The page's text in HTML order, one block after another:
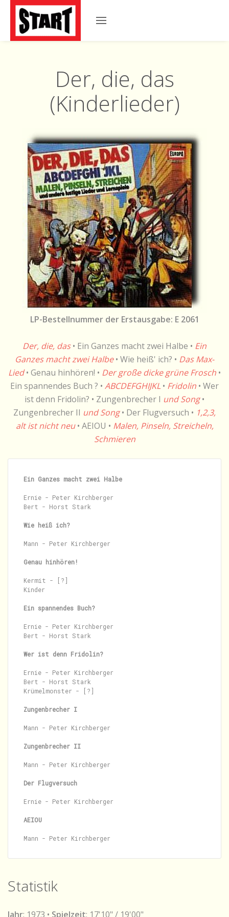
Der, die, das
(Kinderlieder)
LP-Bestellnummer der Erstausgabe: E 2061
Der, die, das• Ein Ganzes macht zwei Halbe • Ein
Ganzes macht zwei Halbe• Wie heiß' ich? • Das Max-
Lied• Genau hinhören! • Der große dicke grüne Frosch •
Ein spannendes Buch ? • ABCDEFGHIJKL • Fridolin • Wer
ist denn Fridolin? • Zungenbrecher I und Song•
Zungenbrecher II und Song• Der Flugversuch • 1,2,3,
alt ist nicht neu• AEIOU • Malen, Pinseln, Streicheln,
Schmieren
Ein Ganzes macht zwei Halbe
Ernie - Peter Kirchberger
Bert - Horst Stark
Wie heiß ich?
Mann - Peter Kirchberger
Genau hinhören!
Kermit - [?]
Kinder
Ein spannendes Buch?
Ernie - Peter Kirchberger
Bert - Horst Stark
Wer ist denn Fridolin?
Ernie - Peter Kirchberger
Bert - Horst Stark
Krümelmonster - [?]
Zungenbrecher I
Mann - Peter Kirchberger
Zungenbrecher II
Mann - Peter Kirchberger
Der Flugversuch
Ernie - Peter Kirchberger
AEIOU
Statistik
Jahr: 1973 • Spielzeit: 17'10" / 19'00"